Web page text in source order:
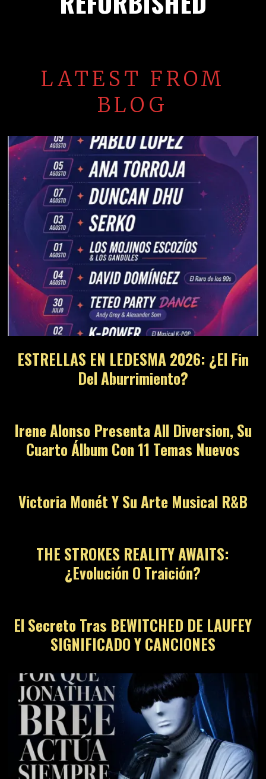
LATEST FROM
BLOG
ESTRELLAS EN LEDESMA 2026: ¿El Fin
Del Aburrimiento?
Irene Alonso Presenta All Diversion, Su
Cuarto Álbum Con 11 Temas Nuevos
Victoria Monét Y Su Arte Musical R&B
THE STROKES REALITY AWAITS:
¿Evolución O Traición?
El Secreto Tras BEWITCHED DE LAUFEY
SIGNIFICADO Y CANCIONES